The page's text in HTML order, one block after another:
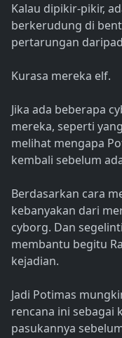
Kalau dipikir-pikir,
berkerudung di
pertarungan
Kurasa mereka elf.
Jika ada beberapa
mereka, seperti
melihat mengapa
kembali sebelum
Berdasarkan cara
kebanyakan dari
cyborg. Dan
membantu begitu
kejadian.
Jadi Potimas
rencana ini sebagai
pasukannya